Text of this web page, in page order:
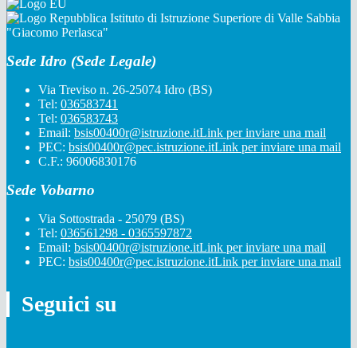
Istituto di Istruzione Superiore di Valle Sabbia
"Giacomo Perlasca"
Sede Idro (Sede Legale)
Via Treviso n. 26-25074 Idro (BS)
Tel: 036583741
Tel: 036583743
Email: bsis00400r@istruzione.itLink per inviare una mail
PEC: bsis00400r@pec.istruzione.itLink per inviare una mail
C.F.: 96006830176
Sede Vobarno
Via Sottostrada - 25079 (BS)
Tel: 036561298 - 0365597872
Email: bsis00400r@istruzione.itLink per inviare una mail
PEC: bsis00400r@pec.istruzione.itLink per inviare una mail
Seguici su